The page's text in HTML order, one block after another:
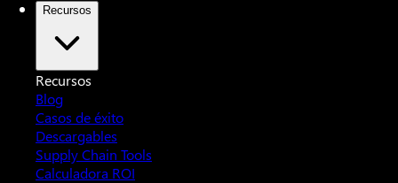
Recursos
Recursos
Blog
Casos de éxito
Descargables
Supply Chain Tools
Calculadora ROI